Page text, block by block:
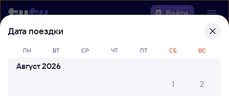
Войти
Выберите день, чтобы найтиж/д
билеты Вихоревка — Беркакит
42 млн путешествуют с
Дата поездки
ПН ВТ СР ЧТ ПТ СБ ВС
Август 2026
1
2